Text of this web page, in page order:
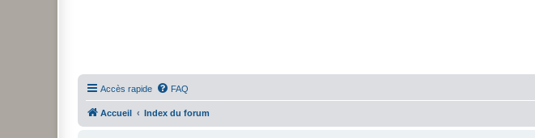
Accès rapide FAQ
Accueil Index du forum